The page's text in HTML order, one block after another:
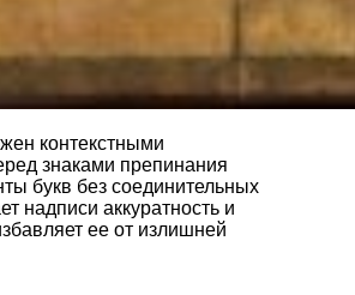
контекстными
знаками препинания
букв без соединительных
надписи аккуратность и
ее от излишней